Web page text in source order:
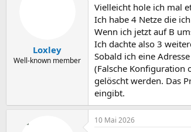
Loxley
Well-known member
Vielleicht hole ich mal
Ich habe 4 Netze die
Wenn ich jetzt auf B
Ich dachte also 3
Sobald ich eine
(Falsche Konfiguration
gelöscht werden. Das
eingibt.
10 Mai 2026